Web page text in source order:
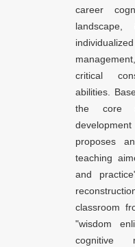
career
critical
abilities.
the core
proposes
teaching
and
classroom
"wisdom
cognitive